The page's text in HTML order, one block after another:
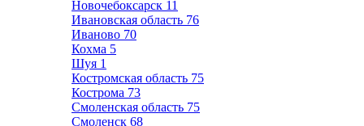
Новочебоксарск 11
Ивановская область 76
Иваново 70
Кохма 5
Шуя 1
Костромская область 75
Кострома 73
Смоленская область 75
Смоленск 68